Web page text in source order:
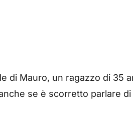
di Mauro, un ragazzo di 35
se è scorretto parlare